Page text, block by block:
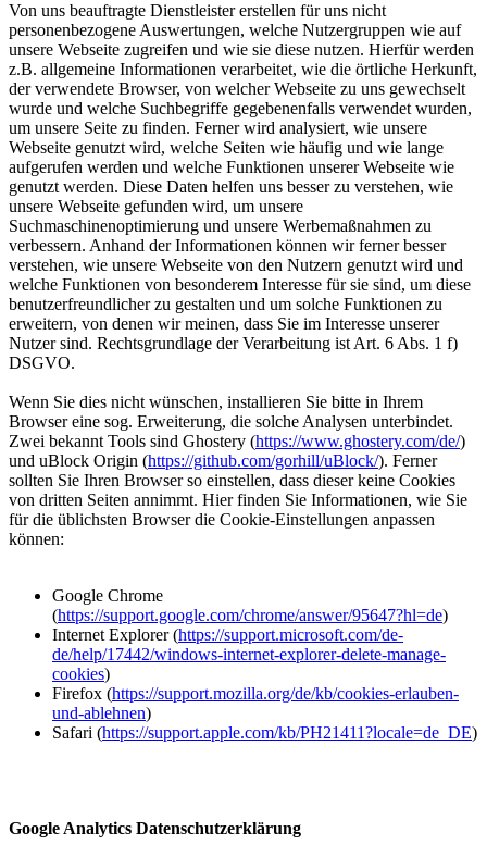
Von uns beauftragte Dienstleister erstellen für uns nicht
personenbezogene Auswertungen, welche Nutzergruppen wie auf
unsere Webseite zugreifen und wie sie diese nutzen. Hierfür werden
z.B. allgemeine Informationen verarbeitet, wie die örtliche Herkunft,
der verwendete Browser, von welcher Webseite zu uns gewechselt
wurde und welche Suchbegriffe gegebenenfalls verwendet wurden,
um unsere Seite zu finden. Ferner wird analysiert, wie unsere
Webseite genutzt wird, welche Seiten wie häufig und wie lange
aufgerufen werden und welche Funktionen unserer Webseite wie
genutzt werden. Diese Daten helfen uns besser zu verstehen, wie
unsere Webseite gefunden wird, um unsere
Suchmaschinenoptimierung und unsere Werbemaßnahmen zu
verbessern. Anhand der Informationen können wir ferner besser
verstehen, wie unsere Webseite von den Nutzern genutzt wird und
welche Funktionen von besonderem Interesse für sie sind, um diese
benutzerfreundlicher zu gestalten und um solche Funktionen zu
erweitern, von denen wir meinen, dass Sie im Interesse unserer
Nutzer sind. Rechtsgrundlage der Verarbeitung ist Art. 6 Abs. 1 f)
DSGVO.
Wenn Sie dies nicht wünschen, installieren Sie bitte in Ihrem
Browser eine sog. Erweiterung, die solche Analysen unterbindet.
Zwei bekannt Tools sind Ghostery (https://www.ghostery.com/de/)
und uBlock Origin (https://github.com/gorhill/uBlock/). Ferner
sollten Sie Ihren Browser so einstellen, dass dieser keine Cookies
von dritten Seiten annimmt. Hier finden Sie Informationen, wie Sie
für die üblichsten Browser die Cookie-Einstellungen anpassen
können:
Google Chrome
(https://support.google.com/chrome/answer/95647?hl=de)
Internet Explorer (https://support.microsoft.com/de-
de/help/17442/windows-internet-explorer-delete-manage-
cookies)
Firefox (https://support.mozilla.org/de/kb/cookies-erlauben-
und-ablehnen)
Safari (https://support.apple.com/kb/PH21411?locale=de_DE)
Google Analytics Datenschutzerklärung